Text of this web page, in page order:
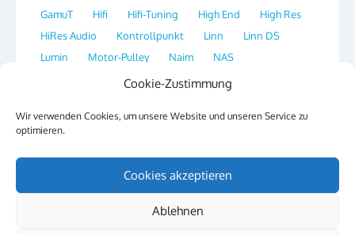
Cookie-Zustimmung
Wir verwenden Cookies, um unsere Website und unseren Service zu
optimieren.
Cookies akzeptieren
Ablehnen
GamuT
Hifi Hifi-Tuning High End
High Res
HiRes Audio
Kontrollpunkt Linn
Linn DS
Lumin
Motor-Pulley Naim
NAS
Network Streamer
OS X Plattenspieler
Sirius
SSH Streaming Switch
Synology